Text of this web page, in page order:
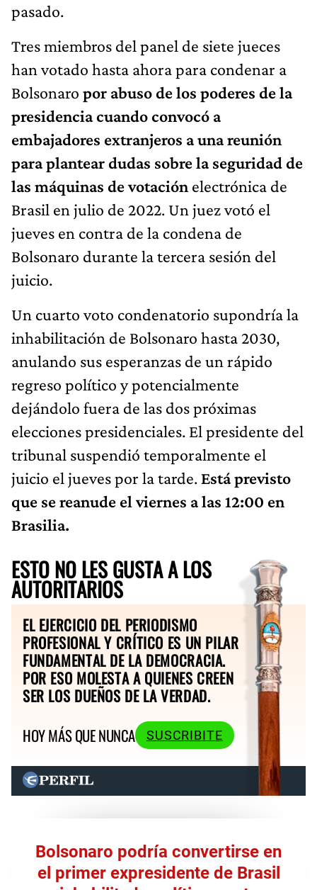
pasado.
Tres miembros del panel de siete jueces
han votado hasta ahora para condenar a
Bolsonaro por abuso de los poderes de la
presidencia cuando convocó a
embajadores extranjeros a una reunión
para plantear dudas sobre la seguridad de
las máquinas de votación electrónica de
Brasil en julio de 2022. Un juez votó el
jueves en contra de la condena de
Bolsonaro durante la tercera sesión del
juicio.
Un cuarto voto condenatorio supondría la
inhabilitación de Bolsonaro hasta 2030,
anulando sus esperanzas de un rápido
regreso político y potencialmente
dejándolo fuera de las dos próximas
elecciones presidenciales. El presidente del
tribunal suspendió temporalmente el
juicio el jueves por la tarde. Está previsto
que se reanude el viernes a las 12:00 en
Brasilia.
ESTO NO LES GUSTA A LOS
AUTORITARIOS
EL EJERCICIO DEL PERIODISMO
PROFESIONAL Y CRÍTICO ES UN PILAR
FUNDAMENTAL DE LA DEMOCRACIA.
POR ESO MOLESTA A QUIENES CREEN
SER LOS DUEÑOS DE LA VERDAD.
HOY MÁS QUE NUNCA
SUSCRIBITE
Bolsonaro podría convertirse en
el primer expresidente de Brasil